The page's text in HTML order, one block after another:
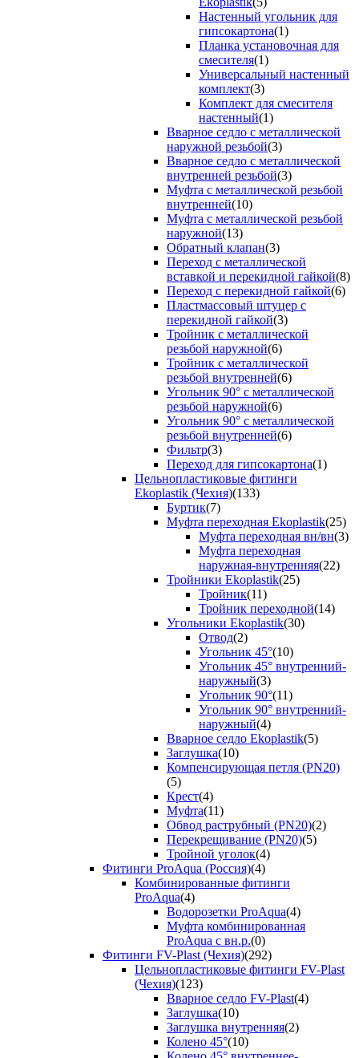
Настенный угольник для
гипсокартона(1)
Планка установочная для
смесителя(1)
Универсальный настенный
комплект(3)
Комплект для смесителя
настенный(1)
Вварное седло с металлической
наружной резьбой(3)
Вварное седло с металлической
внутренней резьбой(3)
Муфта с металлической резьбой
внутренней(10)
Муфта с металлической резьбой
наружной(13)
Обратный клапан(3)
Переход с металлической
вставкой и перекидной гайкой(8)
Переход с перекидной гайкой(6)
Пластмассовый штуцер с
перекидной гайкой(3)
Тройник с металлической
резьбой наружной(6)
Тройник с металлической
резьбой внутренней(6)
Угольник 90° с металлической
резьбой наружной(6)
Угольник 90° с металлической
резьбой внутренней(6)
Фильтр(3)
Переход для гипсокартона(1)
Цельнопластиковые фитинги
Ekoplastik (Чехия)(133)
Буртик(7)
Муфта переходная Ekoplastik(25)
Муфта переходная вн/вн(3)
Муфта переходная
наружная-внутренняя(22)
Тройники Ekoplastik(25)
Тройник(11)
Тройник переходной(14)
Угольники Ekoplastik(30)
Отвод(2)
Угольник 45°(10)
Угольник 45° внутренний-
наружный(3)
Угольник 90°(11)
Угольник 90° внутренний-
наружный(4)
Вварное седло Ekoplastik(5)
Заглушка(10)
Компенсирующая петля (PN20)
(5)
Крест(4)
Муфта(11)
Обвод раструбный (PN20)(2)
Перекрещивание (PN20)(5)
Тройной уголок(4)
Фитинги ProAqua (Россия)(4)
Комбинированные фитинги
ProAqua(4)
Водорозетки ProAqua(4)
Муфта комбинированная
ProAqua с вн.р.(0)
Фитинги FV-Plast (Чехия)(292)
Цельнопластиковые фитинги FV-Plast
(Чехия)(123)
Вварное седло FV-Plast(4)
Заглушка(10)
Заглушка внутренняя(2)
Колено 45°(10)